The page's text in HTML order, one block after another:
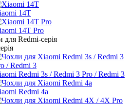
14T
14T Pro
Redmi 3s / Redmi 3 Pro / Redmi 3
Redmi 4a